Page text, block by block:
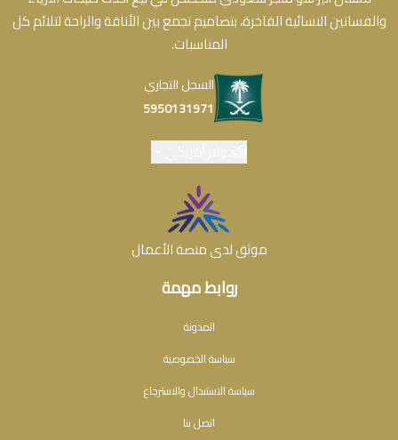
روابط مهمة
المدونة
سياسة الخصوصية
سياسة الاستبدال والاسترجاع
اتصل بنا
والفساتين النسائية الفاخرة، بتصاميم تجمع بين الأناقة والراحة لتلائم كل
المناسبات.
السجل التجاري
5950131971
موثق لدى منصة الأعمال